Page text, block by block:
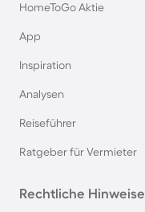
HomeToGo Aktie
App
Inspiration
Analysen
Reiseführer
Ratgeber für Vermieter
Rechtliche Hinweise